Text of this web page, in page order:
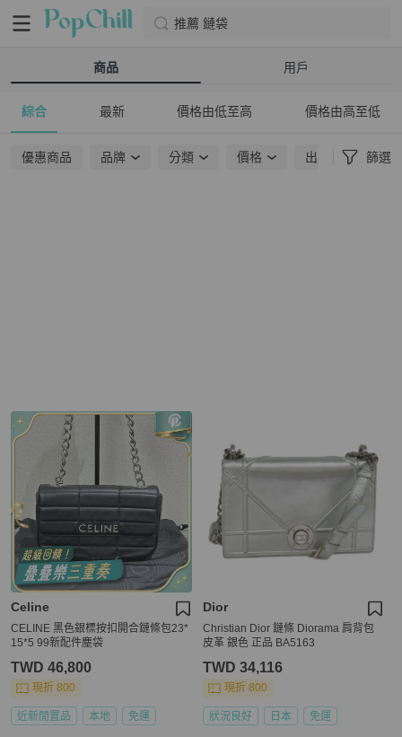
推薦 鏈袋
商品 用戶
綜合 最新 價格由低至高 價格由高至低
優惠商品 品牌 分類 價格 出貨地點 篩選
Celine
CELINE 黑色銀標按扣開合鏈條包23*
15*5 99新配件塵袋
TWD 46,800
現折 800
近新閒置品 本地 免運
Dior
Christian Dior 鏈條 Diorama 肩背包
皮革 銀色 正品 BA5163
TWD 34,116
現折 800
狀況良好 日本 免運